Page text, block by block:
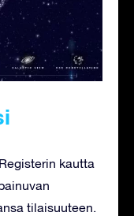
kautta
tilaisuuteen.